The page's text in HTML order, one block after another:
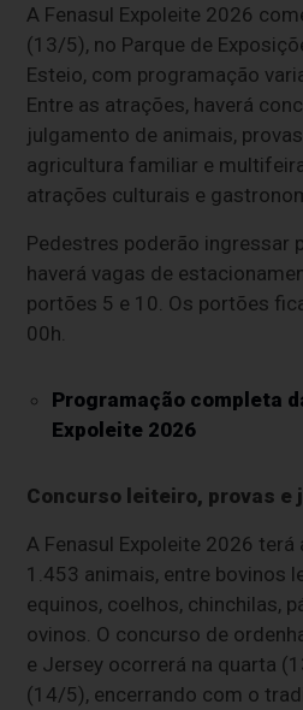
A Fenasul Expoleite 2026
(13/5), no Parque de
Esteio, com programação
Entre as atrações, haverá
julgamento de animais,
agricultura familiar e
atrações culturais e
Pedestres poderão ingressar
haverá vagas de
portões 5 e 10. Os portões
00h.
Programação completa
Expoleite 2026
Concurso leiteiro, provas e
A Fenasul Expoleite 2026
1.453 animais, entre bovinos
equinos, coelhos, chinchilas,
ovinos. O concurso de
e Jersey ocorrerá na quarta
(14/5), encerrando com o